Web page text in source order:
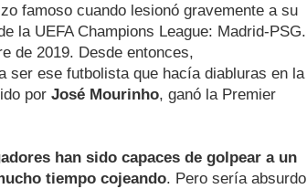
famoso cuando lesionó gravemente a su
la UEFA Champions League: Madrid-PSG.
de 2019. Desde entonces,
ser ese futbolista que hacía diabluras en la
por José Mourinho, ganó la Premier
han sido capaces de golpear a un
tiempo cojeando. Pero sería absurdo